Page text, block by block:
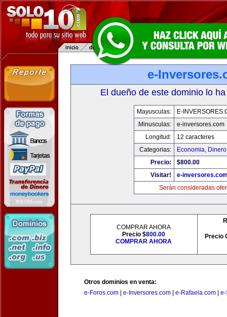
e-
El dueño de este dominio lo
Mayusculas:
E-
Minusculas:
e-inversores.com
Longitud:
12 caracteres
Categorias:
Economia,
Precio:
$800.00
Visitar!
e-
Serán consideradas
COMPRAR AHORA
Precio $800.00
COMPRAR AHORA
Precio
Otros dominios en venta:
e-Foros.com
e-Inversores.com e-Rafaela.com e-